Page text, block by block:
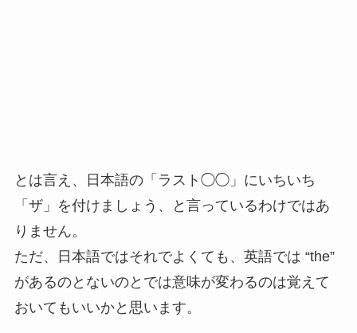
とは言え、日本語の「ラスト◯◯」にいちいち
「ザ」を付けましょう、と言っているわけではあ
りません。
ただ、日本語ではそれでよくても、英語では “the”
があるのとないのとでは意味が変わるのは覚えて
おいてもいいかと思います。